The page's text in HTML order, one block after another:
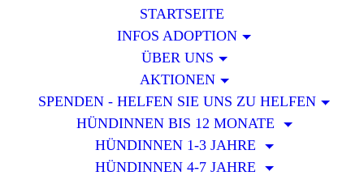
STARTSEITE
INFOS ADOPTION
ÜBER UNS
AKTIONEN
SPENDEN - HELFEN SIE UNS ZU HELFEN
HÜNDINNEN BIS 12 MONATE
HÜNDINNEN 1-3 JAHRE
HÜNDINNEN 4-7 JAHRE